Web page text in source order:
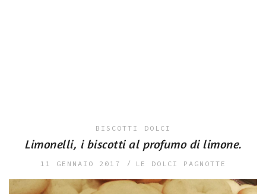
BISCOTTI DOLCI
Limonelli, i biscotti al profumo di limone.
11 GENNAIO 2017 LE DOLCI PAGNOTTE